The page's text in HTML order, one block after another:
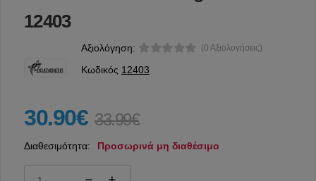
12403
Αξιολόγηση: (0 Αξιολογήσεις)
Κωδικός 12403
30.90€ 33.99€
Διαθεσιμότητα: Προσωρινά μη διαθέσιμο